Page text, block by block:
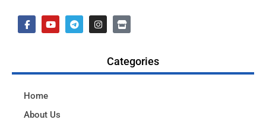
Categories
Home
About Us